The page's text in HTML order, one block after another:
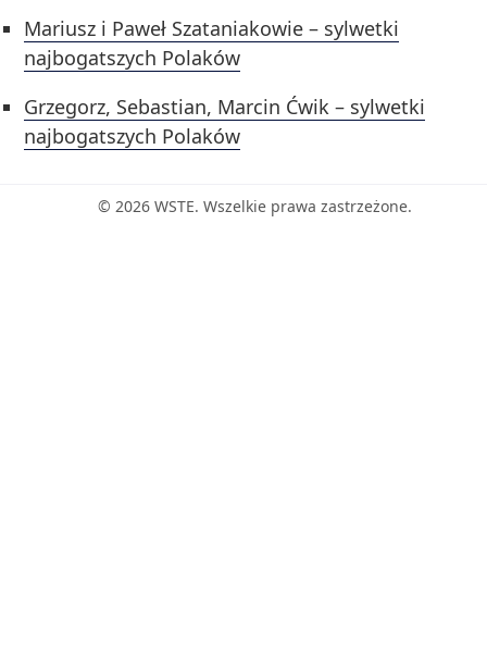
Mariusz i Paweł Szataniakowie – sylwetki
najbogatszych Polaków
Grzegorz, Sebastian, Marcin Ćwik – sylwetki
najbogatszych Polaków
© 2026 WSTE. Wszelkie prawa zastrzeżone.